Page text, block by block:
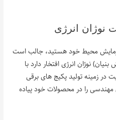
انرژی
محیط خود هستید، جالب است
نوژان انرژی افتخار دارد با
در زمینه تولید پکیج های برقی
مهندسی را در محصولات خود پیاده